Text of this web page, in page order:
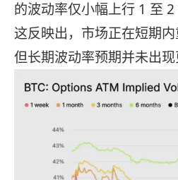
的波动率仅小幅上行 1 至 2
这反映出，市场正在短期内
但长期波动率预期并未出现